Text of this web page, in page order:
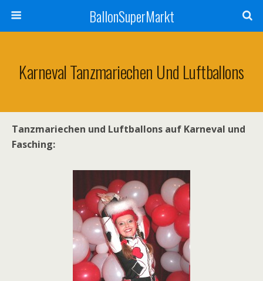
BallonSuperMarkt
Karneval Tanzmariechen Und Luftballons
Tanzmariechen und Luftballons auf Karneval und
Fasching: